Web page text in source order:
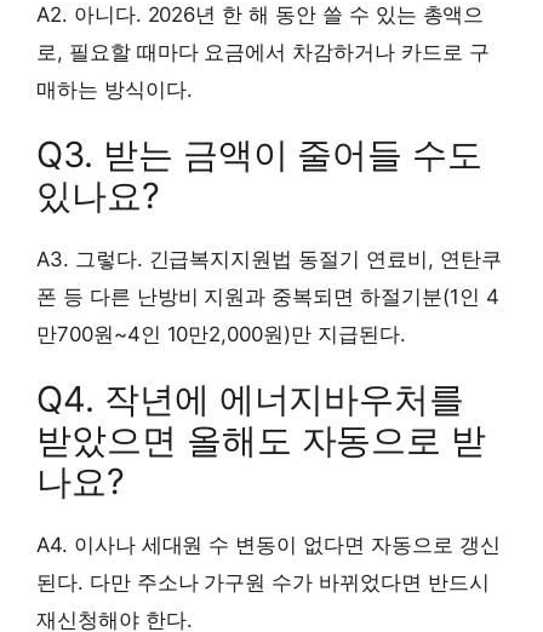
A2. 아니다. 2026년 한 해 동안 쓸 수 있는 총액으
로, 필요할 때마다 요금에서 차감하거나 카드로 구
매하는 방식이다.
Q3. 받는 금액이 줄어들 수도
있나요?
A3. 그렇다. 긴급복지지원법 동절기 연료비, 연탄쿠
폰 등 다른 난방비 지원과 중복되면 하절기분(1인 4
만700원~4인 10만2,000원)만 지급된다.
Q4. 작년에 에너지바우처를
받았으면 올해도 자동으로 받
나요?
A4. 이사나 세대원 수 변동이 없다면 자동으로 갱신
된다. 다만 주소나 가구원 수가 바뀌었다면 반드시
재신청해야 한다.